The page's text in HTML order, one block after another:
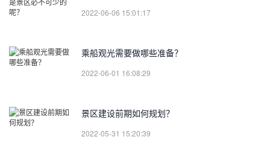
2022-06-06 15:01:17
乘船观光需要做哪些准备？
2022-06-01 16:08:29
景区建设前期如何规划？
2022-05-31 15:20:39